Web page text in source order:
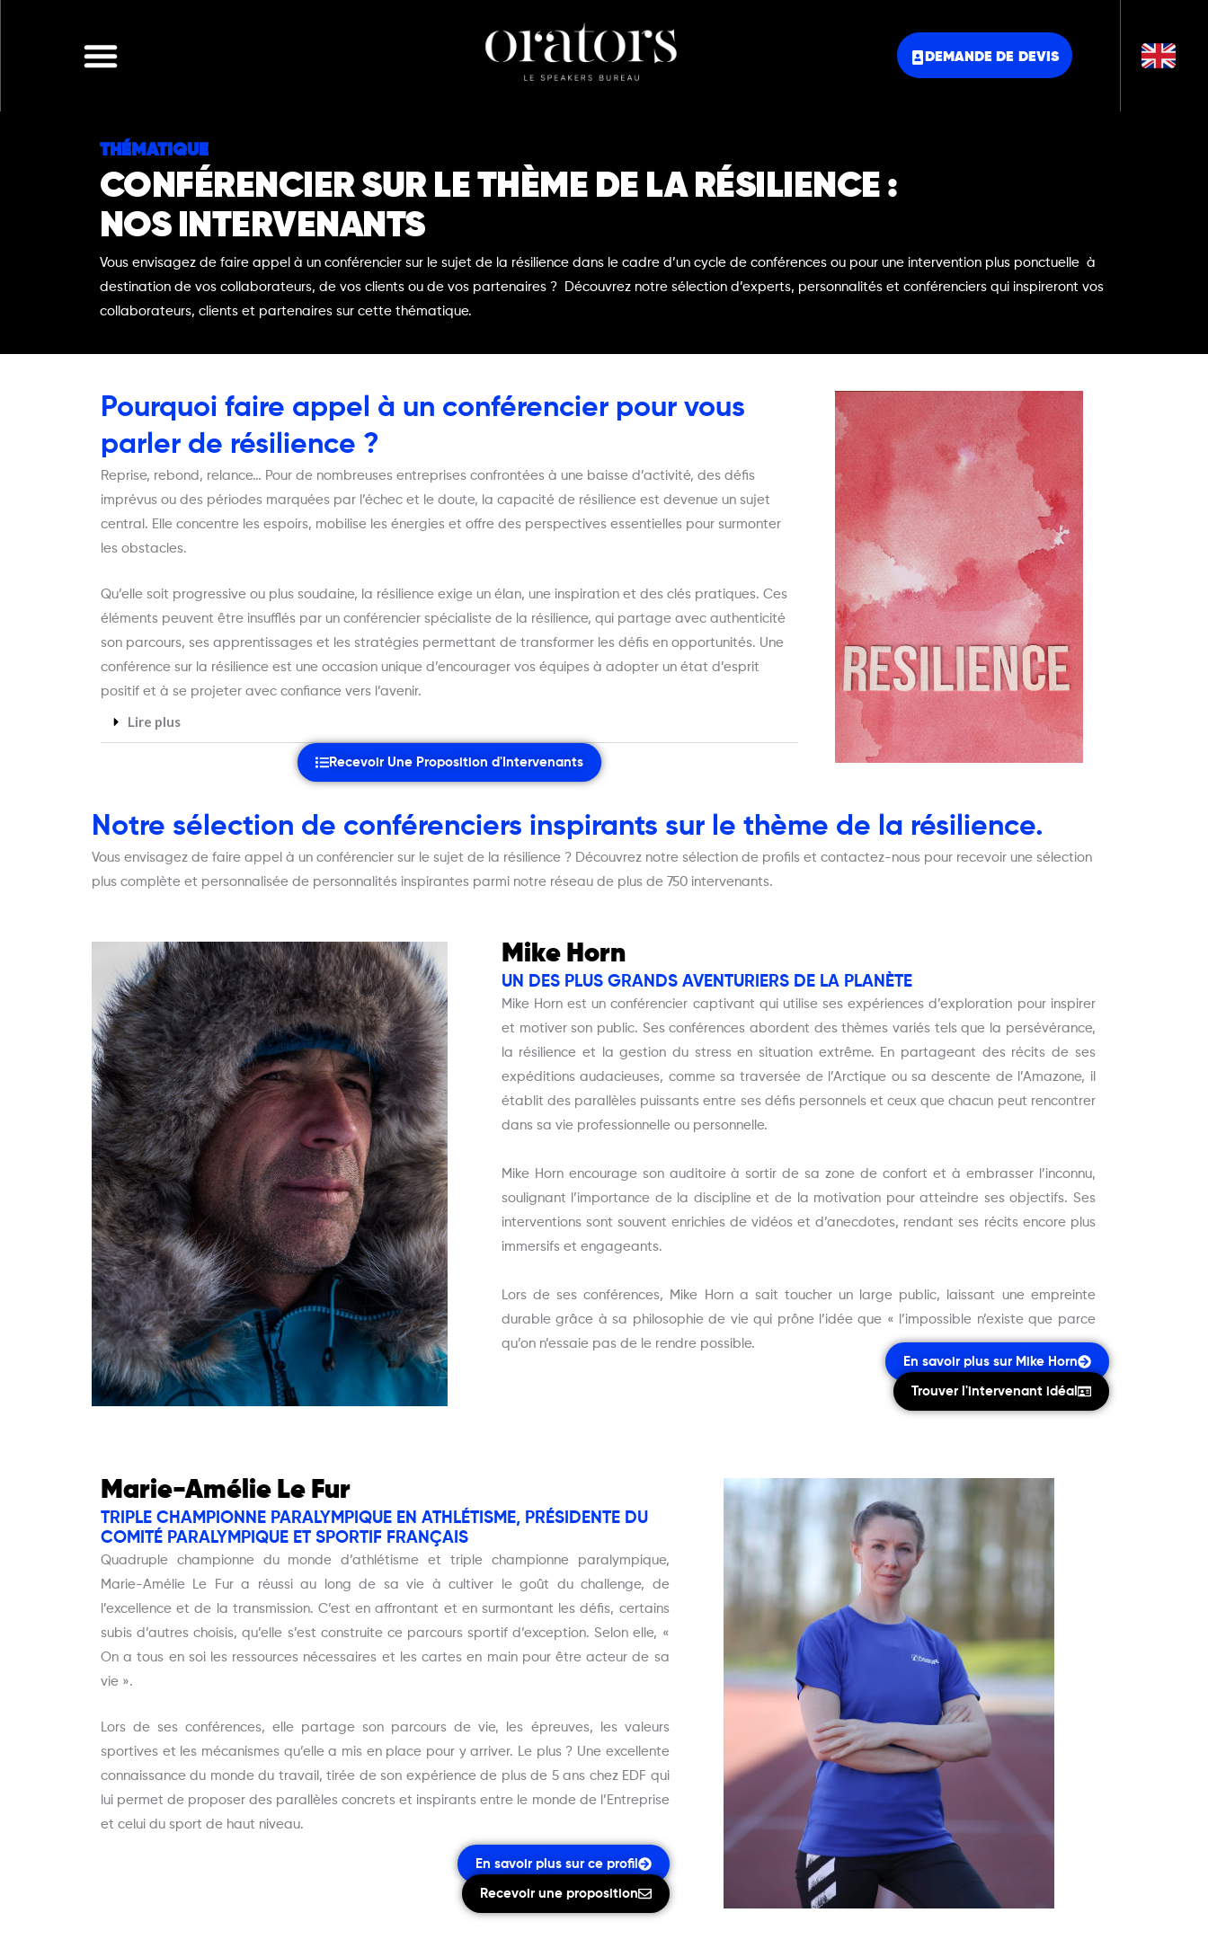
DEMANDE DE DEVIS
THÉMATIQUE
CONFÉRENCIER SUR LE THÈME DE LA RÉSILIENCE :
NOS INTERVENANTS
Vous envisagez de faire appel à un conférencier sur le sujet de la résilience dans le cadre d’un cycle de conférences ou pour une intervention plus ponctuelle à
destination de vos collaborateurs, de vos clients ou de vos partenaires ? Découvrez notre sélection d’experts, personnalités et conférenciers qui inspireront vos
collaborateurs, clients et partenaires sur cette thématique.
Pourquoi faire appel à un conférencier pour vous
parler de résilience ?
Reprise, rebond, relance… Pour de nombreuses entreprises confrontées à une baisse d’activité, des défis
imprévus ou des périodes marquées par l’échec et le doute, la capacité de résilience est devenue un sujet
central. Elle concentre les espoirs, mobilise les énergies et offre des perspectives essentielles pour surmonter
les obstacles.
Qu’elle soit progressive ou plus soudaine, la résilience exige un élan, une inspiration et des clés pratiques. Ces
éléments peuvent être insufflés par un conférencier spécialiste de la résilience, qui partage avec authenticité
son parcours, ses apprentissages et les stratégies permettant de transformer les défis en opportunités. Une
conférence sur la résilience est une occasion unique d’encourager vos équipes à adopter un état d’esprit
positif et à se projeter avec confiance vers l’avenir.
Lire plus
Recevoir Une Proposition d'Intervenants
Notre sélection de conférenciers inspirants sur le thème de la résilience.
Vous envisagez de faire appel à un conférencier sur le sujet de la résilience ? Découvrez notre sélection de profils et contactez-nous pour recevoir une sélection
plus complète et personnalisée de personnalités inspirantes parmi notre réseau de plus de 750 intervenants.
Mike Horn
UN DES PLUS GRANDS AVENTURIERS DE LA PLANÈTE
Mike Horn est un conférencier captivant qui utilise ses expériences d’exploration pour inspirer
et motiver son public. Ses conférences abordent des thèmes variés tels que la persévérance,
la résilience et la gestion du stress en situation extrême. En partageant des récits de ses
expéditions audacieuses, comme sa traversée de l’Arctique ou sa descente de l’Amazone, il
établit des parallèles puissants entre ses défis personnels et ceux que chacun peut rencontrer
dans sa vie professionnelle ou personnelle.
Mike Horn encourage son auditoire à sortir de sa zone de confort et à embrasser l’inconnu,
soulignant l’importance de la discipline et de la motivation pour atteindre ses objectifs. Ses
interventions sont souvent enrichies de vidéos et d’anecdotes, rendant ses récits encore plus
immersifs et engageants.
Lors de ses conférences, Mike Horn a sait toucher un large public, laissant une empreinte
durable grâce à sa philosophie de vie qui prône l’idée que « l’impossible n’existe que parce
qu’on n’essaie pas de le rendre possible.
En savoir plus sur Mike Horn
Trouver l'intervenant idéal
Marie-Amélie Le Fur
TRIPLE CHAMPIONNE PARALYMPIQUE EN ATHLÉTISME, PRÉSIDENTE DU
COMITÉ PARALYMPIQUE ET SPORTIF FRANÇAIS
Quadruple championne du monde d’athlétisme et triple championne paralympique,
Marie-Amélie Le Fur a réussi au long de sa vie à cultiver le goût du challenge, de
l’excellence et de la transmission. C’est en affrontant et en surmontant les défis, certains
subis d’autres choisis, qu’elle s’est construite ce parcours sportif d’exception. Selon elle, «
On a tous en soi les ressources nécessaires et les cartes en main pour être acteur de sa
vie ».
Lors de ses conférences, elle partage son parcours de vie, les épreuves, les valeurs
sportives et les mécanismes qu’elle a mis en place pour y arriver. Le plus ? Une excellente
connaissance du monde du travail, tirée de son expérience de plus de 5 ans chez EDF qui
lui permet de proposer des parallèles concrets et inspirants entre le monde de l’Entreprise
et celui du sport de haut niveau.
En savoir plus sur ce profil
Recevoir une proposition